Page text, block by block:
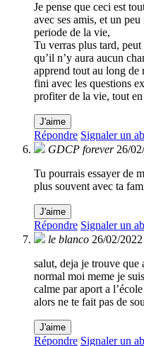
Je pense que ceci est
avec ses amis, et un
periode de la vie,
Tu verras plus tard, peut
qu’il n’y aura aucun
apprend tout au long de
fini avec les questions
profiter de la vie, tout
J'aime
Répondre Signaler un
GDCP forever 26/
Tu pourrais essayer de
plus souvent avec ta
J'aime
Répondre Signaler un
le blanco 26/02/
salut, deja je trouve que
normal moi meme je
calme par aport a
alors ne te fait pas de
J'aime
Répondre Signaler un